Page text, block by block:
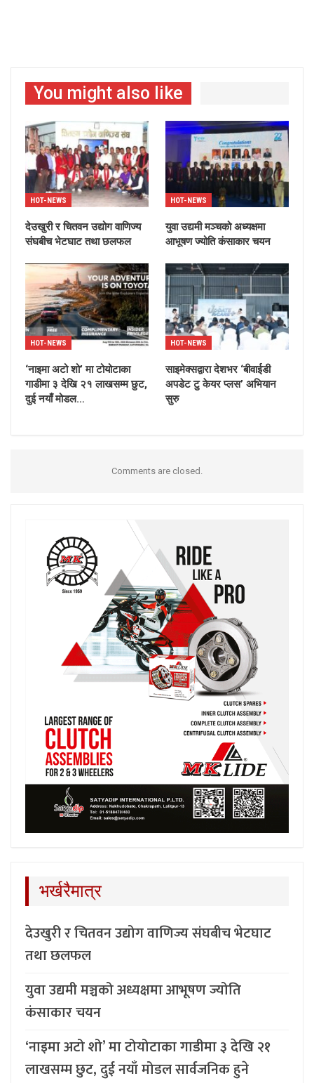
You might also like
HOT-NEWS
देउखुरी र चितवन उद्योग वाणिज्य
संघबीच भेटघाट तथा छलफल
HOT-NEWS
युवा उद्यमी मञ्चको अध्यक्षमा
आभूषण ज्योति कंसाकार चयन
HOT-NEWS
‘नाइमा अटो शो’ मा टोयोटाका
गाडीमा ३ देखि २१ लाखसम्म छुट,
दुई नयाँ मोडल…
HOT-NEWS
साइमेक्सद्वारा देशभर ‘बीवाईडी
अपडेट टु केयर प्लस’ अभियान
सुरु
Comments are closed.
भर्खरैमात्र
देउखुरी र चितवन उद्योग वाणिज्य संघबीच भेटघाट
तथा छलफल
युवा उद्यमी मञ्चको अध्यक्षमा आभूषण ज्योति
कंसाकार चयन
‘नाइमा अटो शो’ मा टोयोटाका गाडीमा ३ देखि २१
लाखसम्म छुट, दुई नयाँ मोडल सार्वजनिक हुने